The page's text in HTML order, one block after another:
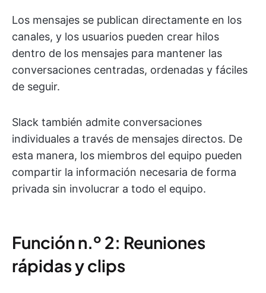
Los mensajes se publican directamente en los
canales, y los usuarios pueden crear hilos
dentro de los mensajes para mantener las
conversaciones centradas, ordenadas y fáciles
de seguir.
Slack también admite conversaciones
individuales a través de mensajes directos. De
esta manera, los miembros del equipo pueden
compartir la información necesaria de forma
privada sin involucrar a todo el equipo.
Función n.º 2: Reuniones
rápidas y clips